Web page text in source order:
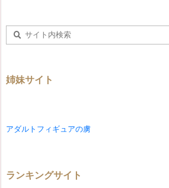
姉妹サイト
アダルトフィギュアの虜
ランキングサイト